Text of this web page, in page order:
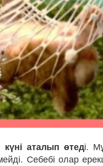
күні аталып өтеді.
Себебі олар